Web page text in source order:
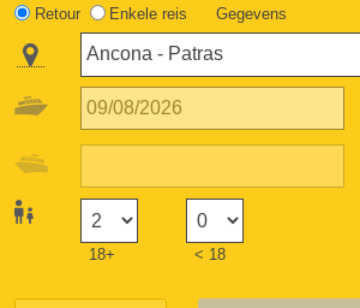
Retour Enkele reis
Gegevens
18+ < 18